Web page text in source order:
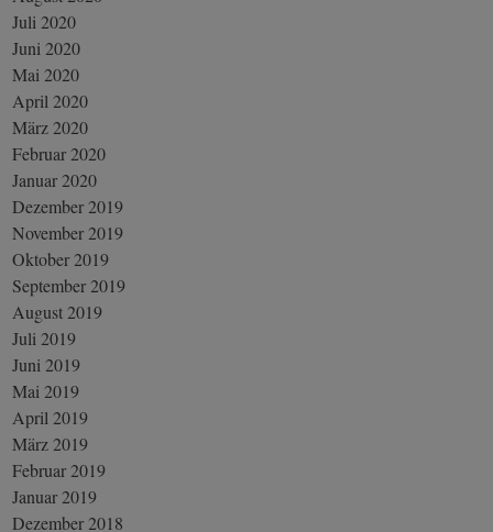
Juli 2020
Juni 2020
Mai 2020
April 2020
März 2020
Februar 2020
Januar 2020
Dezember 2019
November 2019
Oktober 2019
September 2019
August 2019
Juli 2019
Juni 2019
Mai 2019
April 2019
März 2019
Februar 2019
Januar 2019
Dezember 2018